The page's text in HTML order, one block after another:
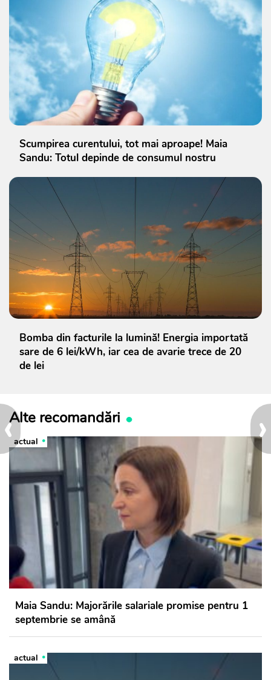
›
‹
Scumpirea curentului, tot mai aproape! Maia
Sandu: Totul depinde de consumul nostru
Bomba din facturile la lumină! Energia importată
sare de 6 lei/kWh, iar cea de avarie trece de 20
de lei
Alte recomandări
actual
Maia Sandu: Majorările salariale promise pentru 1
septembrie se amână
actual